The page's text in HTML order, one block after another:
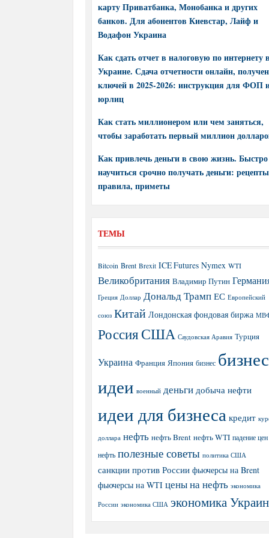
карту Приватбанка, Монобанка и других
банков. Для абонентов Киевстар, Лайф и
Водафон Украина
Как сдать отчет в налоговую по интернету в
Украине. Сдача отчетности онлайн,
ключей в 2025-2026: инструкция для ФОП
юрлиц
Как стать миллионером или чем заняться,
чтобы заработать первый миллион
Как привлечь деньги в свою жизнь. Быстро
научиться срочно получать деньги:
правила, приметы
ТЕМЫ
Bitcoin Brent Brexit ICE Futures Nymex WTI
Великобритания Владимир Путин
Греция Доллар Дональд Трамп ЕС Европейский
союз Китай Лондонская фондовая биржа
РоссияСША Саудовская Аравия Турция
Украина Франция Япония бизнес бизнес
идеи военный деньги добыча нефти
идеи для бизнеса кредит
доллара нефть нефть Brent нефть WTI падение
нефть полезные советы политика США
санкции против России фьючерсы на Brent
фьючерсы на WTI цены на нефть экономика
России экономика США экономика